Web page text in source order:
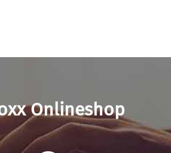
Onlineshop